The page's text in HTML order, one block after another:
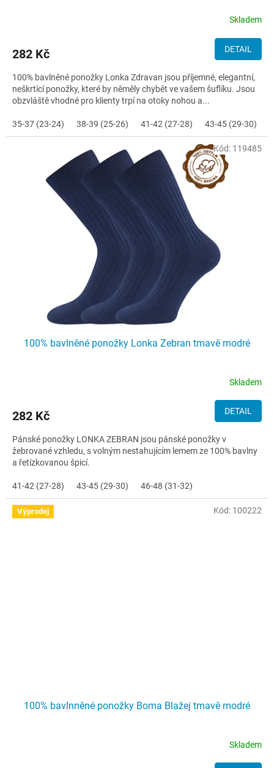
Skladem
282 Kč DETAIL
100% bavlněné ponožky Lonka Zdravan jsou příjemné, elegantní,
neškrtící ponožky, které by něměly chybět ve vašem šuflíku. Jsou
obzvláště vhodné pro klienty trpí na otoky nohou a...
35-37 (23-24) 38-39 (25-26) 41-42 (27-28) 43-45 (29-30)
100% bavlněné ponožky Lonka Zebran tmavě modré
Skladem
282 Kč DETAIL
Pánské ponožky LONKA ZEBRAN jsou pánské ponožky v
žebrované vzhledu, s volným nestahujícím lemem ze 100% bavlny
a řetízkovanou špicí.
41-42 (27-28) 43-45 (29-30) 46-48 (31-32)
Kód: 119485
Výprodej
100% bavlnněné ponožky Boma Blažej tmavě modré
Skladem
Kód: 100222